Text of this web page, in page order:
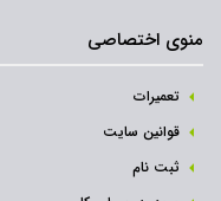
منوی اختصاصی
تعمیرات
قوانین سایت
ثبت نام‌